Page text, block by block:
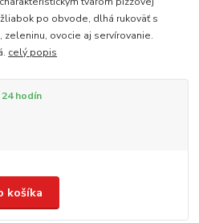
po obvode, dlhá rukoväť s
ovocie aj servírovanie.
celý popis
hodín
košíka